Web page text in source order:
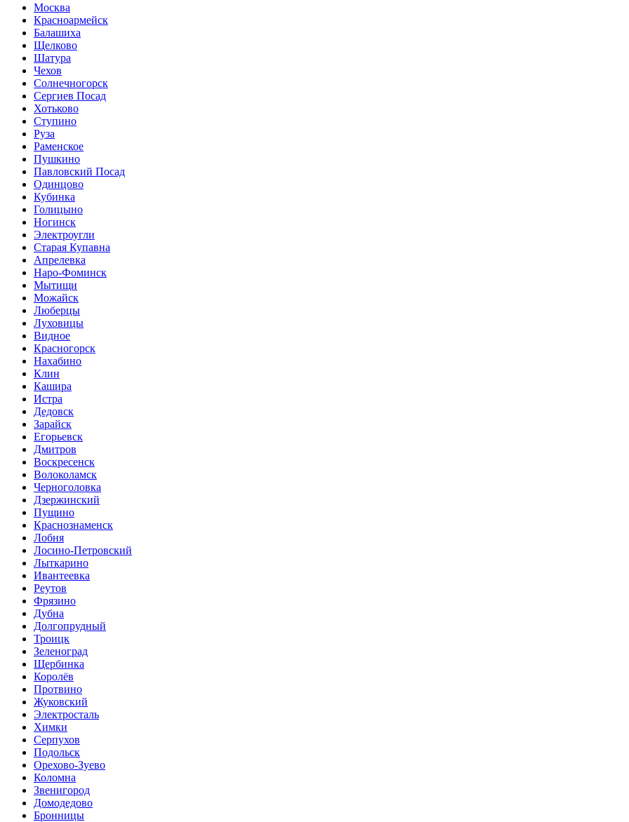
Москва
Красноармейск
Балашиха
Щелково
Шатура
Чехов
Солнечногорск
Сергиев Посад
Хотьково
Ступино
Руза
Раменское
Пушкино
Павловский Посад
Одинцово
Кубинка
Голицыно
Ногинск
Электроугли
Старая Купавна
Апрелевка
Наро-Фоминск
Мытищи
Можайск
Люберцы
Луховицы
Видное
Красногорск
Нахабино
Клин
Кашира
Истра
Дедовск
Зарайск
Егорьевск
Дмитров
Воскресенск
Волоколамск
Черноголовка
Дзержинский
Пущино
Краснознаменск
Лобня
Лосино-Петровский
Лыткарино
Ивантеевка
Реутов
Фрязино
Дубна
Долгопрудный
Троицк
Зеленоград
Щербинка
Королёв
Протвино
Жуковский
Электросталь
Химки
Серпухов
Подольск
Орехово-Зуево
Коломна
Звенигород
Домодедово
Бронницы